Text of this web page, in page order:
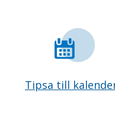
Tipsa till